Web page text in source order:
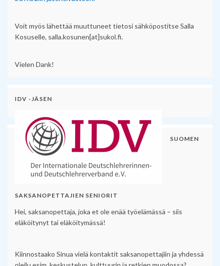
Voit myös lähettää muuttuneet tietosi sähköpostitse Salla
Kosuselle, salla.kosunen[at]sukol.fi.
Vielen Dank!
IDV -JÄSEN
SUOMEN
SAKSANOPETTAJIEN SENIORIT
Hei, saksanopettaja, joka et ole enää työelämässä – siis
eläköitynyt tai eläköitymässä!
Kiinnostaako Sinua vielä kontaktit saksanopettajiin ja yhdessä